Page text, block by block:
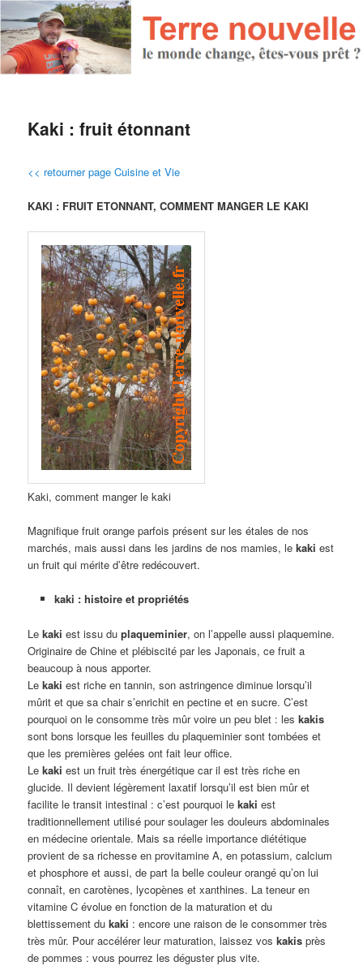
Kaki : fruit étonnant
<< retourner page Cuisine et Vie
KAKI : FRUIT ETONNANT, COMMENT MANGER LE KAKI
Kaki, comment manger le kaki
Magnifique fruit orange parfois présent sur les étales de nos
marchés, mais aussi dans les jardins de nos mamies, lekaki est
un fruit qui mérite d’être redécouvert.
kaki : histoire et propriétés
Lekaki est issu duplaqueminier, on l’appelle aussi plaquemine.
Originaire de Chine et plébiscité par les Japonais, ce fruit a
beaucoup à nous apporter.
Lekakiest riche en tannin, son astringence diminue lorsqu’il
mûrit et que sa chair s’enrichit en pectine et en sucre. C’est
pourquoi on le consomme très mûr voire un peu blet : leskakis
sont bons lorsque les feuilles du plaqueminier sont tombées et
que les premières gelées ont fait leur office.
Lekaki est un fruit très énergétique car il est très riche en
glucide. Il devient légèrement laxatif lorsqu’il est bien mûr et
facilite le transit intestinal : c’est pourquoi lekakiest
traditionnellement utilisé pour soulager les douleurs abdominales
en médecine orientale. Mais sa réelle importance diététique
provient de sa richesse en provitamine A, en potassium, calcium
et phosphore et aussi, de part la belle couleur orangé qu’on lui
connaît, en carotènes, lycopènes et xanthines. La teneur en
vitamine C évolue en fonction de la maturation et du
blettissement dukaki : encore une raison de le consommer très
très mûr. Pour accélérer leur maturation, laissez voskakis près
de pommes : vous pourrez les déguster plus vite.